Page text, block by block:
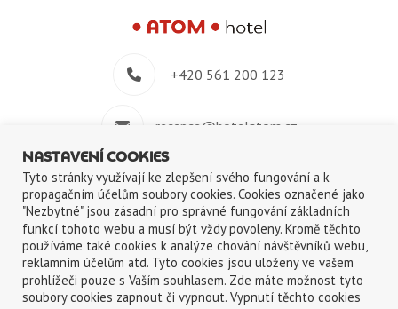
+420 561 200 123
recepce@hotelatom.cz
+420 739 348 914
Velkomeziříčská 640/45, 674 01 Třebíč
NASTAVENÍ COOKIES
Tyto stránky využívají ke zlepšení svého fungování a k
propagačním účelům soubory cookies. Cookies označené jako
"Nezbytné" jsou zásadní pro správné fungování základních
funkcí tohoto webu a musí být vždy povoleny. Kromě těchto
používáme také cookies k analýze chování návštěvníků webu,
reklamním účelům atd. Tyto cookies jsou uloženy ve vašem
prohlížeči pouze s Vaším souhlasem. Zde máte možnost tyto
soubory cookies zapnout či vypnout. Vypnutí těchto cookies